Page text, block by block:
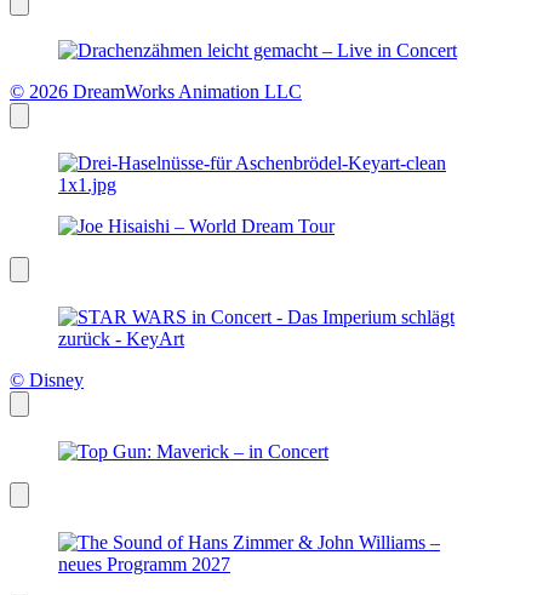
© 2026 DreamWorks Animation LLC
© Disney